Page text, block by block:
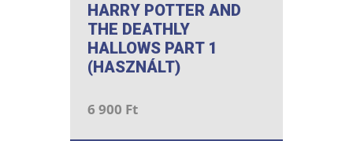
HARRY POTTER AND
THE DEATHLY
HALLOWS PART 1
(HASZNÁLT)
6 900 Ft